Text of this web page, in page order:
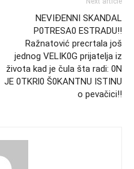
NEVIĐENNI SKANDAL
P0TRESA0 ESTRADU!!
Ražnatović precrtala još
jednog VELIK0G prijatelja iz
života kad je čula šta radi: 0N
JE 0TKRl0 Š0KANTNU ISTINU
o pevačici!!